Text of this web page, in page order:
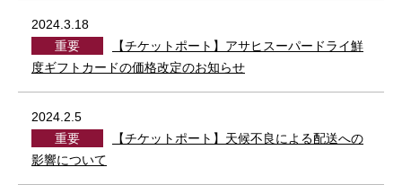
2024.3.18
重要
【チケットポート】アサヒスーパードライ鮮
度ギフトカードの価格改定のお知らせ
2024.2.5
重要
【チケットポート】天候不良による配送への
影響について